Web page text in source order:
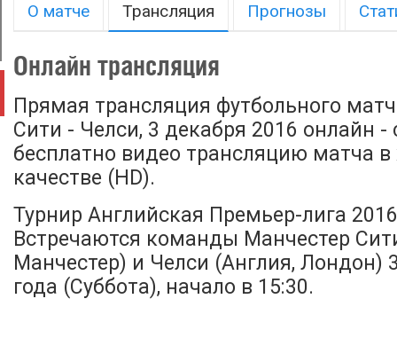
О матче Трансляция Прогнозы
Онлайн трансляция
Прямая трансляция футбольного
Сити - Челси, 3 декабря 2016 онлайн -
бесплатно видео трансляцию матча
качестве (HD).
Турнир Английская Премьер-лига
Встречаются команды Манчестер
Манчестер) и Челси (Англия, Лондон)
года (Суббота), начало в 15:30.